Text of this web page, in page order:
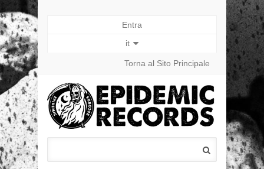
Entra
it
Torna al Sito Principale